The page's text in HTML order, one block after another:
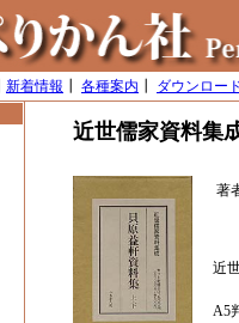
新着情報 各種案内 ダウンロー
近世儒家資料
著
近
A5